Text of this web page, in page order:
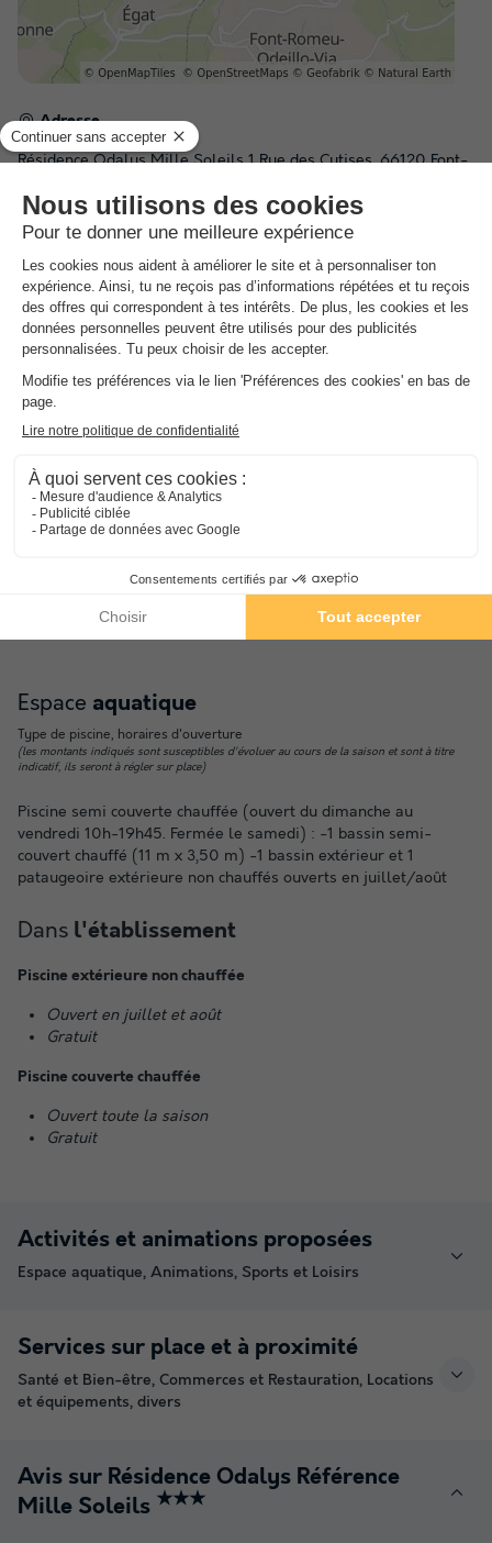
Adresse
Résidence Odalys Mille Soleils 1 Rue des Cytises, 66120 Font-
Comment s'y rendre ?
Gare
Font Romeu Odeillo Via (5km)
Aéroport
Andorre La Seu d'Urgell
(71km)
INFORMATIONS GÉNÉRALES
En dehors de l'établissement
Informations pratiques
Voiture conseillée
Réception
Espace aquatique
Type de piscine, horaires d'ouverture
(les montants indiqués sont susceptibles d'évoluer au cours de la saison et sont à titre
indicatif, ils seront à régler sur place)
Piscine semi couverte chauffée (ouvert du dimanche au
vendredi 10h-19h45. Fermée le samedi) : -1 bassin semi-
couvert chauffé (11 m x 3,50 m) -1 bassin extérieur et 1
pataugeoire extérieure non chauffés ouverts en juillet/août
Dans l'établissement
Piscine extérieure non chauffée
Ouvert en juillet et août
Gratuit
Piscine couverte chauffée
Ouvert toute la saison
Gratuit
Activités et animations proposées
Espace aquatique, Animations, Sports et Loisirs
Services sur place et à proximité
Santé et Bien-être, Commerces et Restauration, Locations
et équipements, divers
Avis sur Résidence Odalys Référence
Mille Soleils ★★★